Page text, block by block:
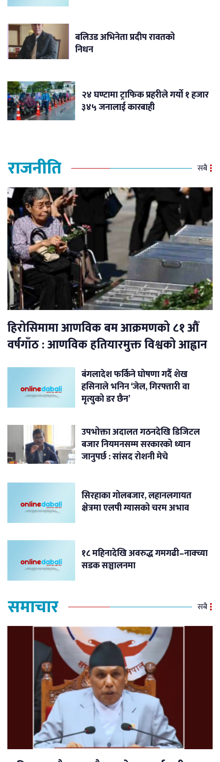
बलिउड अभिनेता प्रदीप रावतको
निधन
२४ घण्टामा ट्राफिक प्रहरीले गर्यो १ हजार
३४५ जनालाई कारबाही
राजनीति सबै
हिरोसिमामा आणविक बम आक्रमणको ८१ औँ
वर्षगाँठ : आणविक हतियारमुक्त विश्वको आह्वान
बंगलादेश फर्किने घोषणा गर्दै शेख
हसिनाले भनिन ‘जेल, गिरफ्तारी वा
मृत्युको डर छैन’
उपभोक्ता अदालत गठनदेखि डिजिटल
बजार नियमनसम्म सरकारको ध्यान
जानुपर्छ : सांसद रोशनी मेचे
सिरहाका गोलबजार, लहानलगायत
क्षेत्रमा एलपी ग्यासको चरम अभाव
१८ महिनादेखि अवरुद्ध गमगढी–नाक्च्या
सडक सञ्चालनमा
समाचार सबै